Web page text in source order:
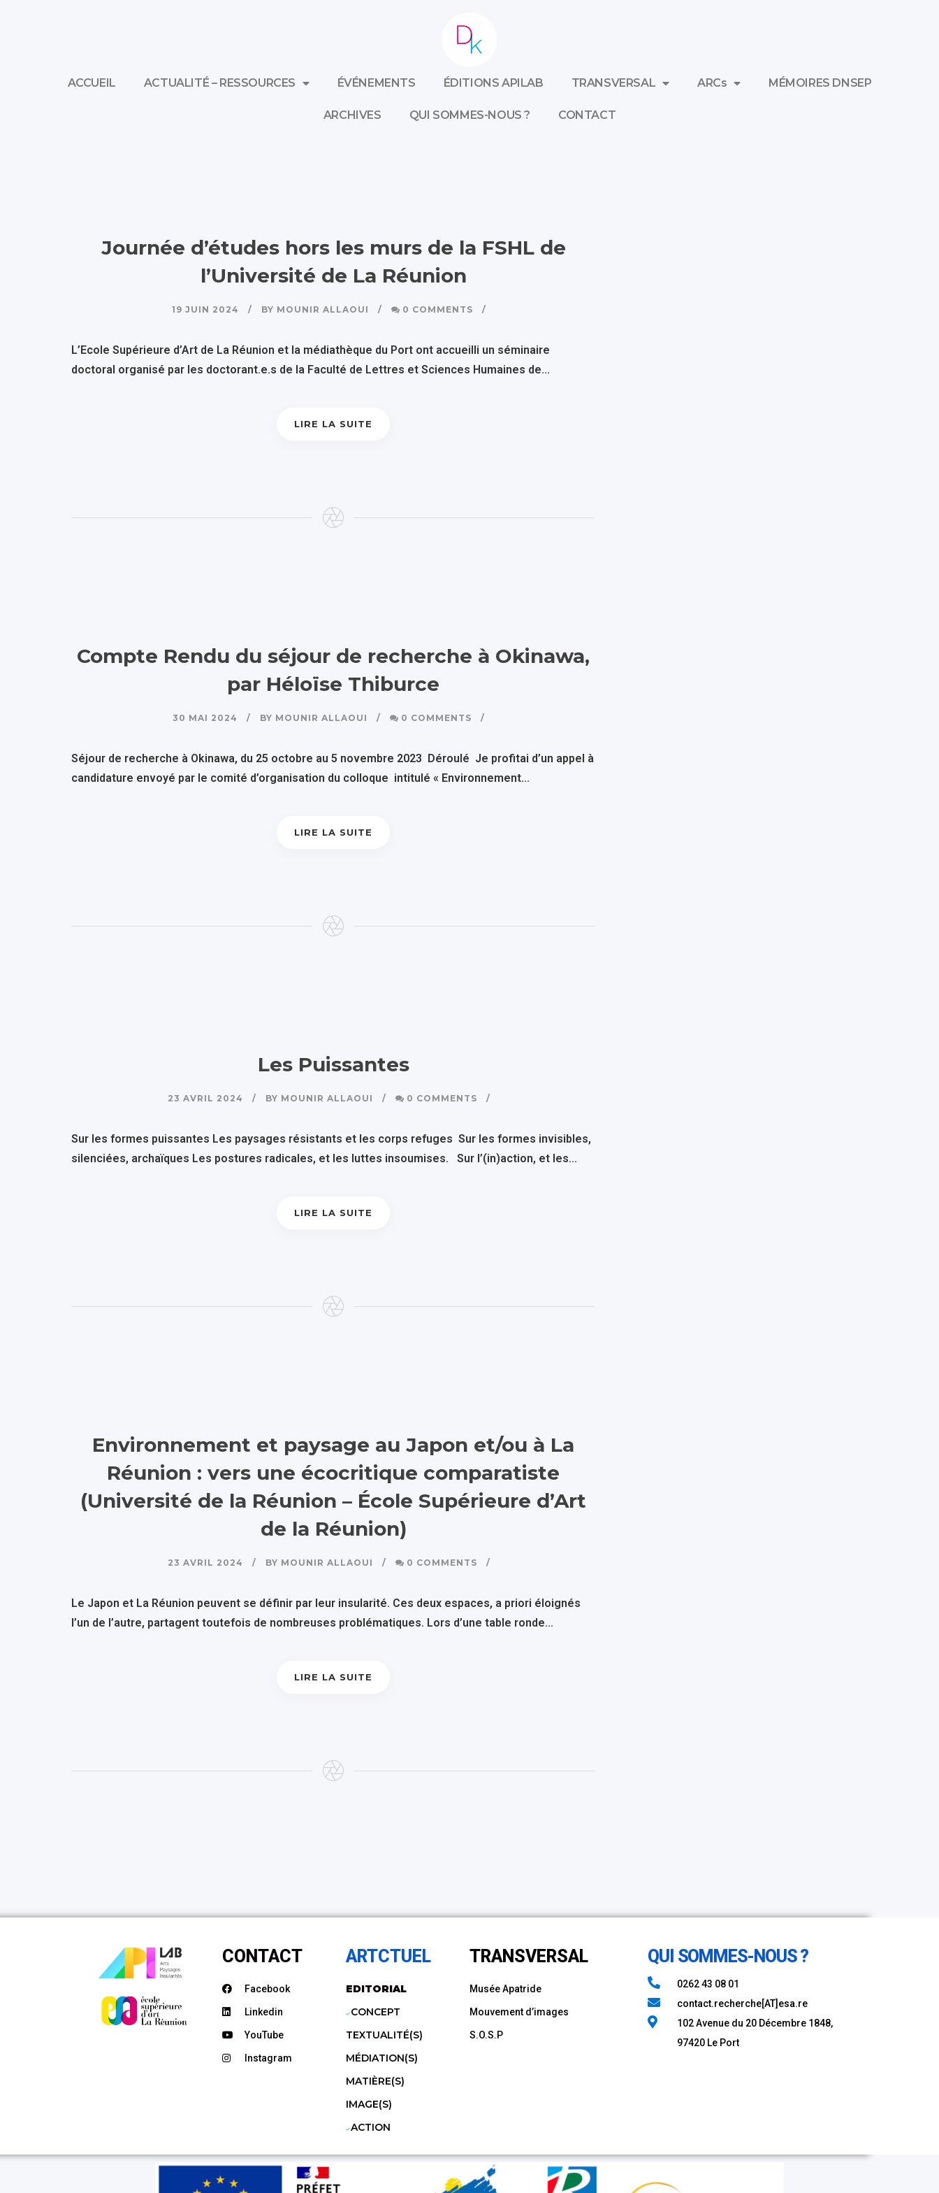
ACCUEIL ACTUALITÉ – RESSOURCES ÉVÉNEMENTS ÉDITIONS APILAB TRANSVERSAL ARCs MÉMOIRES DNSEP
ARCHIVES QUI SOMMES-NOUS ? CONTACT
Journée d’études hors les murs de la FSHL de
l’Université de La Réunion
19 JUIN 2024 BY MOUNIR ALLAOUI 0 COMMENTS
L’Ecole Supérieure d’Art de La Réunion et la médiathèque du Port ont accueilli un séminaire
doctoral organisé par les doctorant.e.s de la Faculté de Lettres et Sciences Humaines de...
LIRE LA SUITE
Compte Rendu du séjour de recherche à Okinawa,
par Héloïse Thiburce
30 MAI 2024 BY MOUNIR ALLAOUI 0 COMMENTS
Séjour de recherche à Okinawa, du 25 octobre au 5 novembre 2023 Déroulé Je profitai d’un appel à
candidature envoyé par le comité d’organisation du colloque intitulé « Environnement...
LIRE LA SUITE
Les Puissantes
23 AVRIL 2024 BY MOUNIR ALLAOUI 0 COMMENTS
Sur les formes puissantes Les paysages résistants et les corps refuges Sur les formes invisibles,
silenciées, archaïques Les postures radicales, et les luttes insoumises. Sur l’(in)action, et les...
LIRE LA SUITE
Environnement et paysage au Japon et/ou à La
Réunion : vers une écocritique comparatiste
(Université de la Réunion – École Supérieure d’Art
de la Réunion)
23 AVRIL 2024 BY MOUNIR ALLAOUI 0 COMMENTS
Le Japon et La Réunion peuvent se définir par leur insularité. Ces deux espaces, a priori éloignés
l’un de l’autre, partagent toutefois de nombreuses problématiques. Lors d’une table ronde...
LIRE LA SUITE
CONTACT
Facebook
Linkedin
YouTube
Instagram
ARTCTUEL
EDITORIAL
CONCEPT
TEXTUALITÉ(S)
MÉDIATION(S)
MATIÈRE(S)
IMAGE(S)
ACTION
TRANSVERSAL
Musée Apatride
Mouvement d’images
S.O.S.P
QUI SOMMES-NOUS ?
0262 43 08 01​
contact.recherche[AT]esa.re
102 Avenue du 20 Décembre 1848,
97420 Le Port